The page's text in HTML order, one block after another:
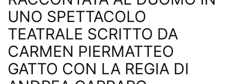
UNO SPETTACOLO
TEATRALE SCRITTO DA
CARMEN PIERMATTEO
GATTO CON LA REGIA DI